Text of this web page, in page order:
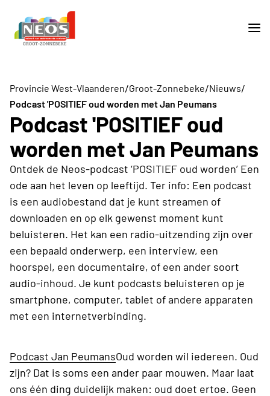
Provincie West-Vlaanderen/Groot-Zonnebeke/Nieuws/
Podcast 'POSITIEF oud worden met Jan Peumans
Podcast 'POSITIEF oud
worden met Jan Peumans
Ontdek de Neos-podcast ‘POSITIEF oud worden’ Een
ode aan het leven op leeftijd. Ter info: Een podcast
is een audiobestand dat je kunt streamen of
downloaden en op elk gewenst moment kunt
beluisteren. Het kan een radio-uitzending zijn over
een bepaald onderwerp, een interview, een
hoorspel, een documentaire, of een ander soort
audio-inhoud. Je kunt podcasts beluisteren op je
smartphone, computer, tablet of andere apparaten
met een internetverbinding.
Podcast Jan PeumansOud worden wil iedereen. Oud
zijn? Dat is soms een ander paar mouwen. Maar laat
ons één ding duidelijk maken: oud doet ertoe. Geen